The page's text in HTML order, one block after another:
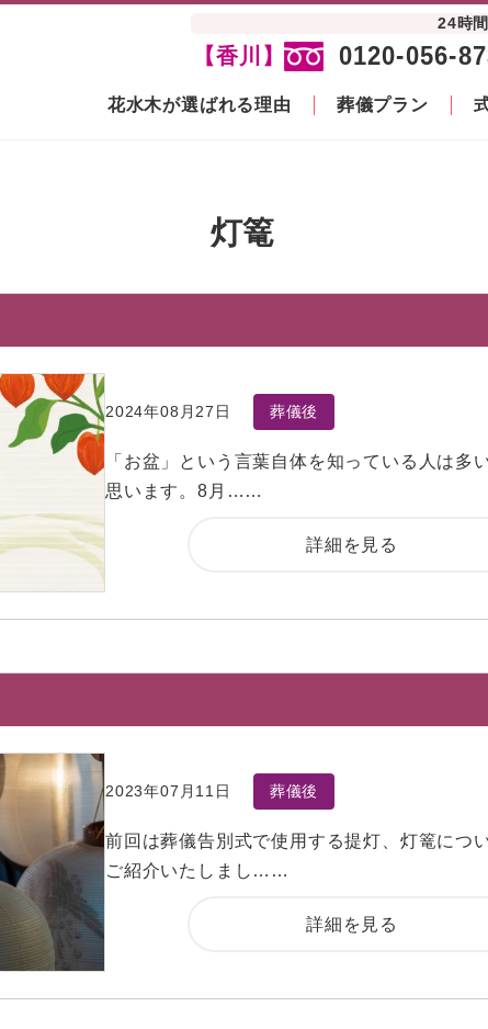
24時
【香川】 0120-056-
花水木が選ばれる理由 葬儀プラン
灯篭
2024年08月27日 葬儀後
「お盆」という言葉自体を知っている人は多
思います。8月……
詳細を見る
2023年07月11日 葬儀後
前回は葬儀告別式で使用する提灯、灯篭につ
ご紹介いたしまし……
詳細を見る